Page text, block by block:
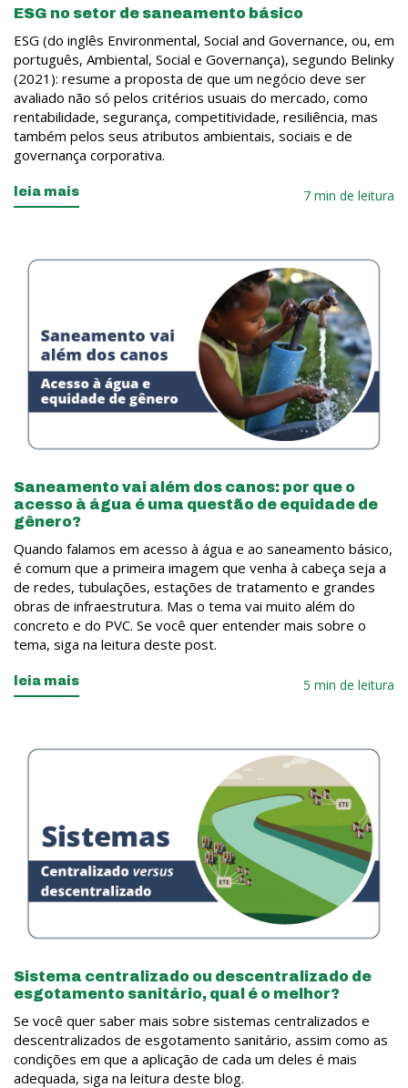
ESG no setor de saneamento básico
ESG (do inglês Environmental, Social and Governance, ou, em
português, Ambiental, Social e Governança), segundo Belinky
(2021): resume a proposta de que um negócio deve ser
avaliado não só pelos critérios usuais do mercado, como
rentabilidade, segurança, competitividade, resiliência, mas
também pelos seus atributos ambientais, sociais e de
governança corporativa.
leia mais 7 min de leitura
Saneamento vai além dos canos: por que o
acesso à água é uma questão de equidade de
gênero?
Quando falamos em acesso à água e ao saneamento básico,
é comum que a primeira imagem que venha à cabeça seja a
de redes, tubulações, estações de tratamento e grandes
obras de infraestrutura. Mas o tema vai muito além do
concreto e do PVC. Se você quer entender mais sobre o
tema, siga na leitura deste post.
leia mais 5 min de leitura
Sistema centralizado ou descentralizado de
esgotamento sanitário, qual é o melhor?
Se você quer saber mais sobre sistemas centralizados e
descentralizados de esgotamento sanitário, assim como as
condições em que a aplicação de cada um deles é mais
adequada, siga na leitura deste blog.